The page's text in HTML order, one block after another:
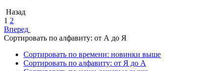
Назад
1 2
Вперед
Сортировать по алфавиту: от А до Я
Сортировать по времени: новинки выше
Сортировать по алфавиту: от Я до А